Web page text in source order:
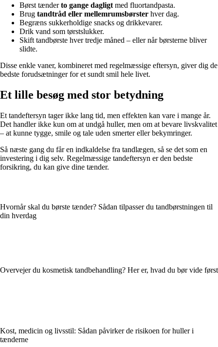
Børst tænderto gange dagligt med fluortandpasta.
Brug tandtråd eller mellemrumsbørster hver dag.
Begræns sukkerholdige snacks og drikkevarer.
Drik vand som tørstslukker.
Skift tandbørste hver tredje måned – eller når børsterne bliver
slidte.
Disse enkle vaner, kombineret med regelmæssige eftersyn, giver dig de
bedste forudsætninger for et sundt smil hele livet.
Et lille besøg med stor betydning
Et tandeftersyn tager ikke lang tid, men effekten kan vare i mange år.
Det handler ikke kun om at undgå huller, men om at bevare livskvalitet
– at kunne tygge, smile og tale uden smerter eller bekymringer.
Så næste gang du får en indkaldelse fra tandlægen, så se det som en
investering i dig selv. Regelmæssige tandeftersyn er den bedste
forsikring, du kan give dine tænder.
Hvornår skal du børste tænder? Sådan tilpasser du tandbørstningen til
din hverdag
Overvejer du kosmetisk tandbehandling? Her er, hvad du bør vide først
Kost, medicin og livsstil: Sådan påvirker de risikoen for huller i
tænderne